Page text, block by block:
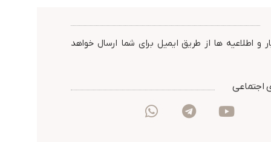
پارس
و اطلاعیه ها از طریق ایمیل برای شما ارسال خواهد
اجتماعی